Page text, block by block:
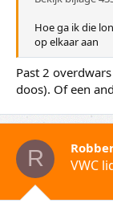
Hoe ga ik die
op elkaar aan
Past 2
doos). Of een
R VWC